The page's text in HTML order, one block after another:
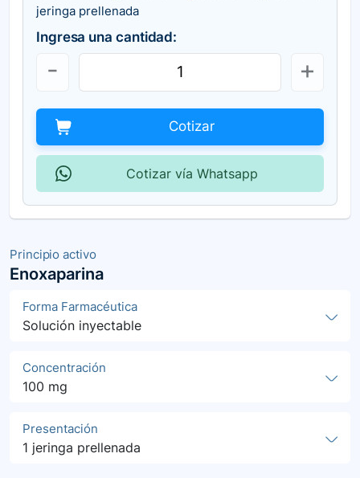
Principio activo
Enoxaparina
Forma Farmacéutica
Solución inyectable
Concentración
100 mg
Presentación
1 jeringa prellenada
jeringa prellenada
Ingresa una cantidad:
Cotizar
Cotizar vía Whatsapp